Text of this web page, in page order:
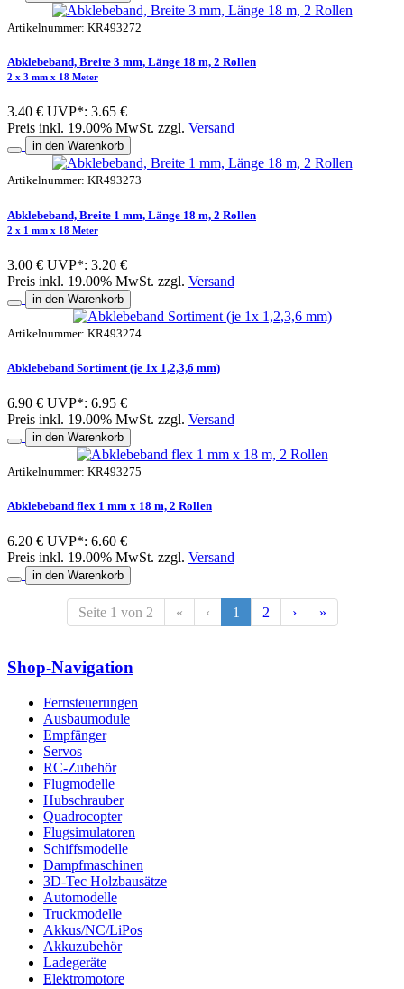
Artikelnummer: KR493272
Abklebeband, Breite 3 mm, Länge 18 m, 2 Rollen
2 x 3 mm x 18 Meter
3.40 € UVP*: 3.65 €
Preis inkl. 19.00% MwSt. zzgl. Versand
in den Warenkorb
Artikelnummer: KR493273
Abklebeband, Breite 1 mm, Länge 18 m, 2 Rollen
2 x 1 mm x 18 Meter
3.00 € UVP*: 3.20 €
Preis inkl. 19.00% MwSt. zzgl. Versand
in den Warenkorb
Artikelnummer: KR493274
Abklebeband Sortiment (je 1x 1,2,3,6 mm)
6.90 € UVP*: 6.95 €
Preis inkl. 19.00% MwSt. zzgl. Versand
in den Warenkorb
Artikelnummer: KR493275
Abklebeband flex 1 mm x 18 m, 2 Rollen
6.20 € UVP*: 6.60 €
Preis inkl. 19.00% MwSt. zzgl. Versand
in den Warenkorb
Seite 1 von 2 « ‹ 1 2 › »
Shop-Navigation
Fernsteuerungen
Ausbaumodule
Empfänger
Servos
RC-Zubehör
Flugmodelle
Hubschrauber
Quadrocopter
Flugsimulatoren
Schiffsmodelle
Dampfmaschinen
3D-Tec Holzbausätze
Automodelle
Truckmodelle
Akkus/NC/LiPos
Akkuzubehör
Ladegeräte
Elektromotore